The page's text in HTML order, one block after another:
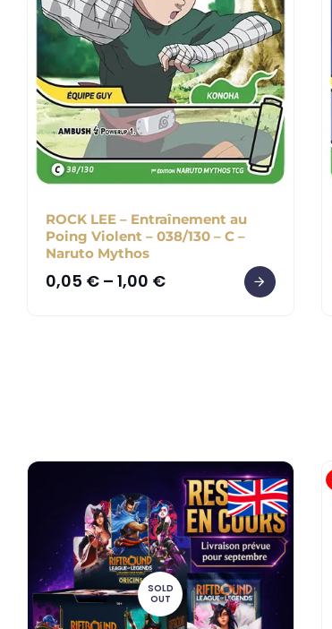
ROCK LEE – Entraînement au
Poing Violent – 038/130 – C –
Naruto Mythos
0,05 € – 1,00 €
SOLD
OUT